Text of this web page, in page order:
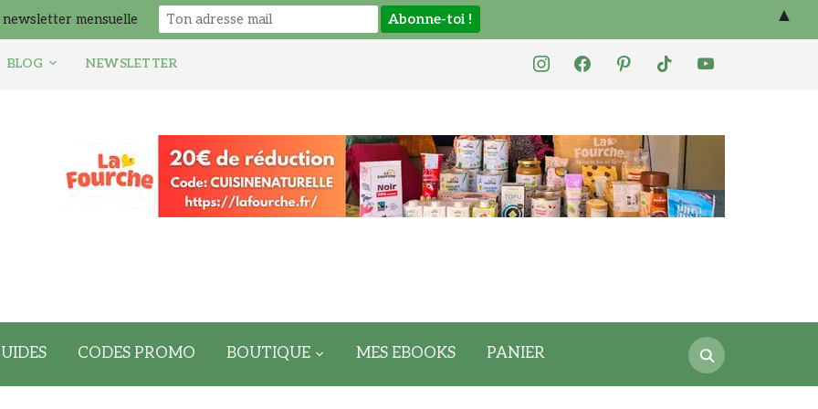
instagramfacebookpinteresttiktok youtube
BLOG NEWSLETTER
Search
for:
CODES PROMO BOUTIQUE MES EBOOKS PANIER
newsletter mensuelle ▲